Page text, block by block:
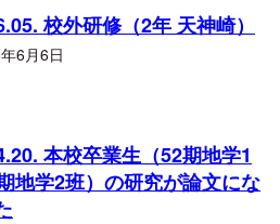
校外研修（2年 天神崎）
6月6日
本校卒業生（52期地学1
地学2班）の研究が論文にな